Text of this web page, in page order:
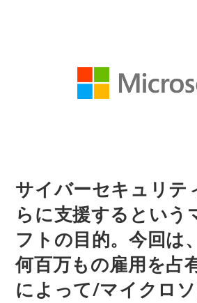
サイバーセキュリテ
らに支援するという
フトの目的。今回は
何百万もの雇用を占
によって/マイクロ